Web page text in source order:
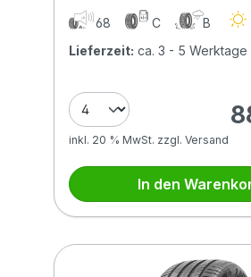
68 C
B
Lieferzeit: ca. 3 - 5 Werktage
inkl. 20 % MwSt. zzgl. Versand
In den